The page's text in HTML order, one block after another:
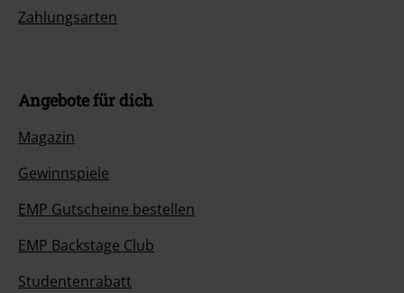
Zahlungsarten
Angebote für dich
Magazin
Gewinnspiele
EMP Gutscheine bestellen
EMP Backstage Club
Studentenrabatt